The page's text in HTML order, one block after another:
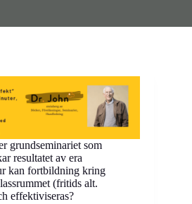
grundseminariet som
resultatet av era
kan fortbildning kring
(fritids alt.
effektiviseras?